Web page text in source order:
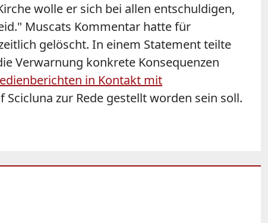
wolle er sich bei allen entschuldigen,
Muscats Kommentar hatte für
gelöscht. In einem Statement teilte
Verwarnung konkrete Konsequenzen
in Kontakt mit
zur Rede gestellt worden sein soll.